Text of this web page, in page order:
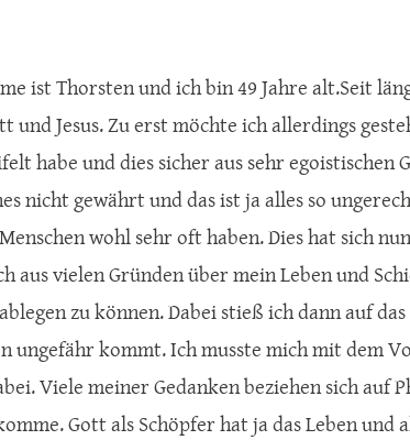
ist Thorsten und ich bin 49 Jahre alt.Seit
und Jesus. Zu erst möchte ich allerdings
habe und dies sicher aus sehr
nicht gewährt und das ist ja alles so
wohl sehr oft haben. Dies hat sich
aus vielen Gründen über mein Leben und
zu können. Dabei stieß ich dann auf
ungefähr kommt. Ich musste mich mit dem
Viele meiner Gedanken beziehen sich auf
Gott als Schöpfer hat ja das Leben